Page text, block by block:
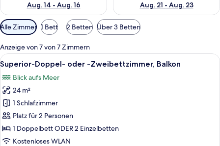
Aug. 14 - Aug. 16
Aug. 21 - Aug. 23
Verfügbare
Filter
für
Zimmer
Alle Zimmer 1 Bett 2 Betten Über 3 Betten
Anzeige von 7 von 7 Zimmern
Alle
Fotos
für
Superior-
Doppel-
oder
-
Zweibettzimmer,
Ein Hotelzimmer mit Bett,
14
Superior-Doppel- oder -Zweibettzimmer, Balkon
Blick aufs Meer
24 m²
1 Schlafzimmer
Platz für 2 Personen
1 Doppelbett ODER 2 Einzelbetten
Kostenloses WLAN